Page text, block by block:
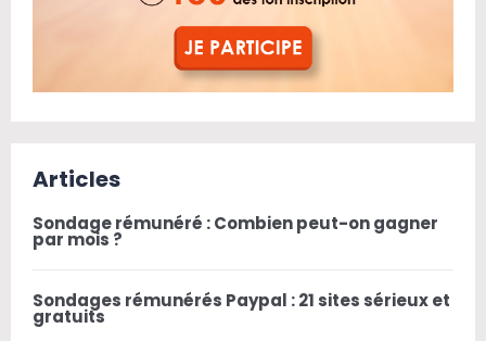
Articles
Sondage rémunéré : Combien peut-on gagner
par mois ?
Sondages rémunérés Paypal : 21 sites sérieux et
gratuits